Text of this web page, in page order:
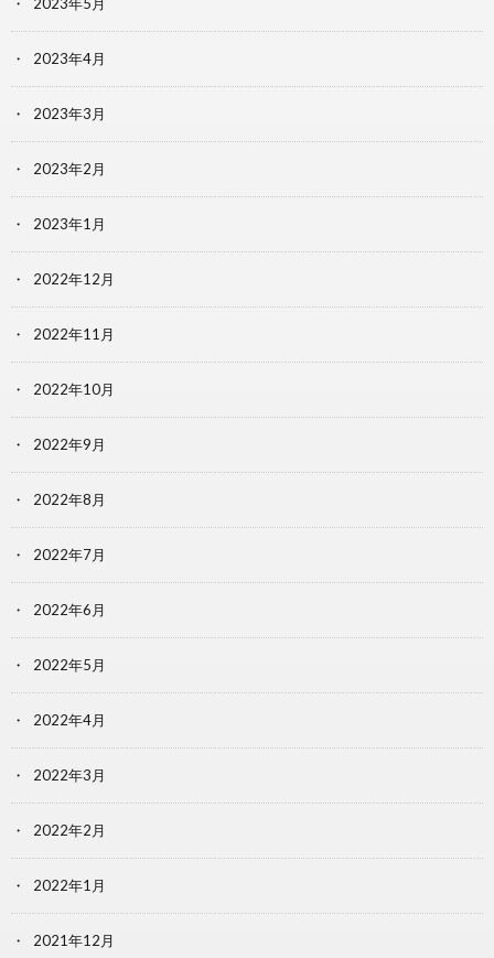
2023年4月
2023年3月
2023年2月
2023年1月
2022年12月
2022年11月
2022年10月
2022年9月
2022年8月
2022年7月
2022年6月
2022年5月
2022年4月
2022年3月
2022年2月
2022年1月
2021年12月